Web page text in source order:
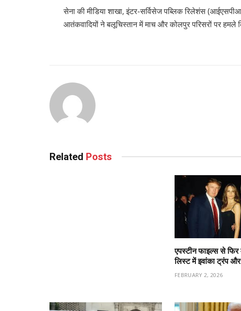
सेना की मीडिया शाखा, इंटर-सर्विसेज पब्लिक रिलेशंस
आतंकवादियों ने बलूचिस्तान में माच और कोलपुर परिसरों पर हमले
Related Posts
एपस्टीन फाइल्स से
लिस्ट में इवांका ट्रंप
FEBRUARY 2, 2026